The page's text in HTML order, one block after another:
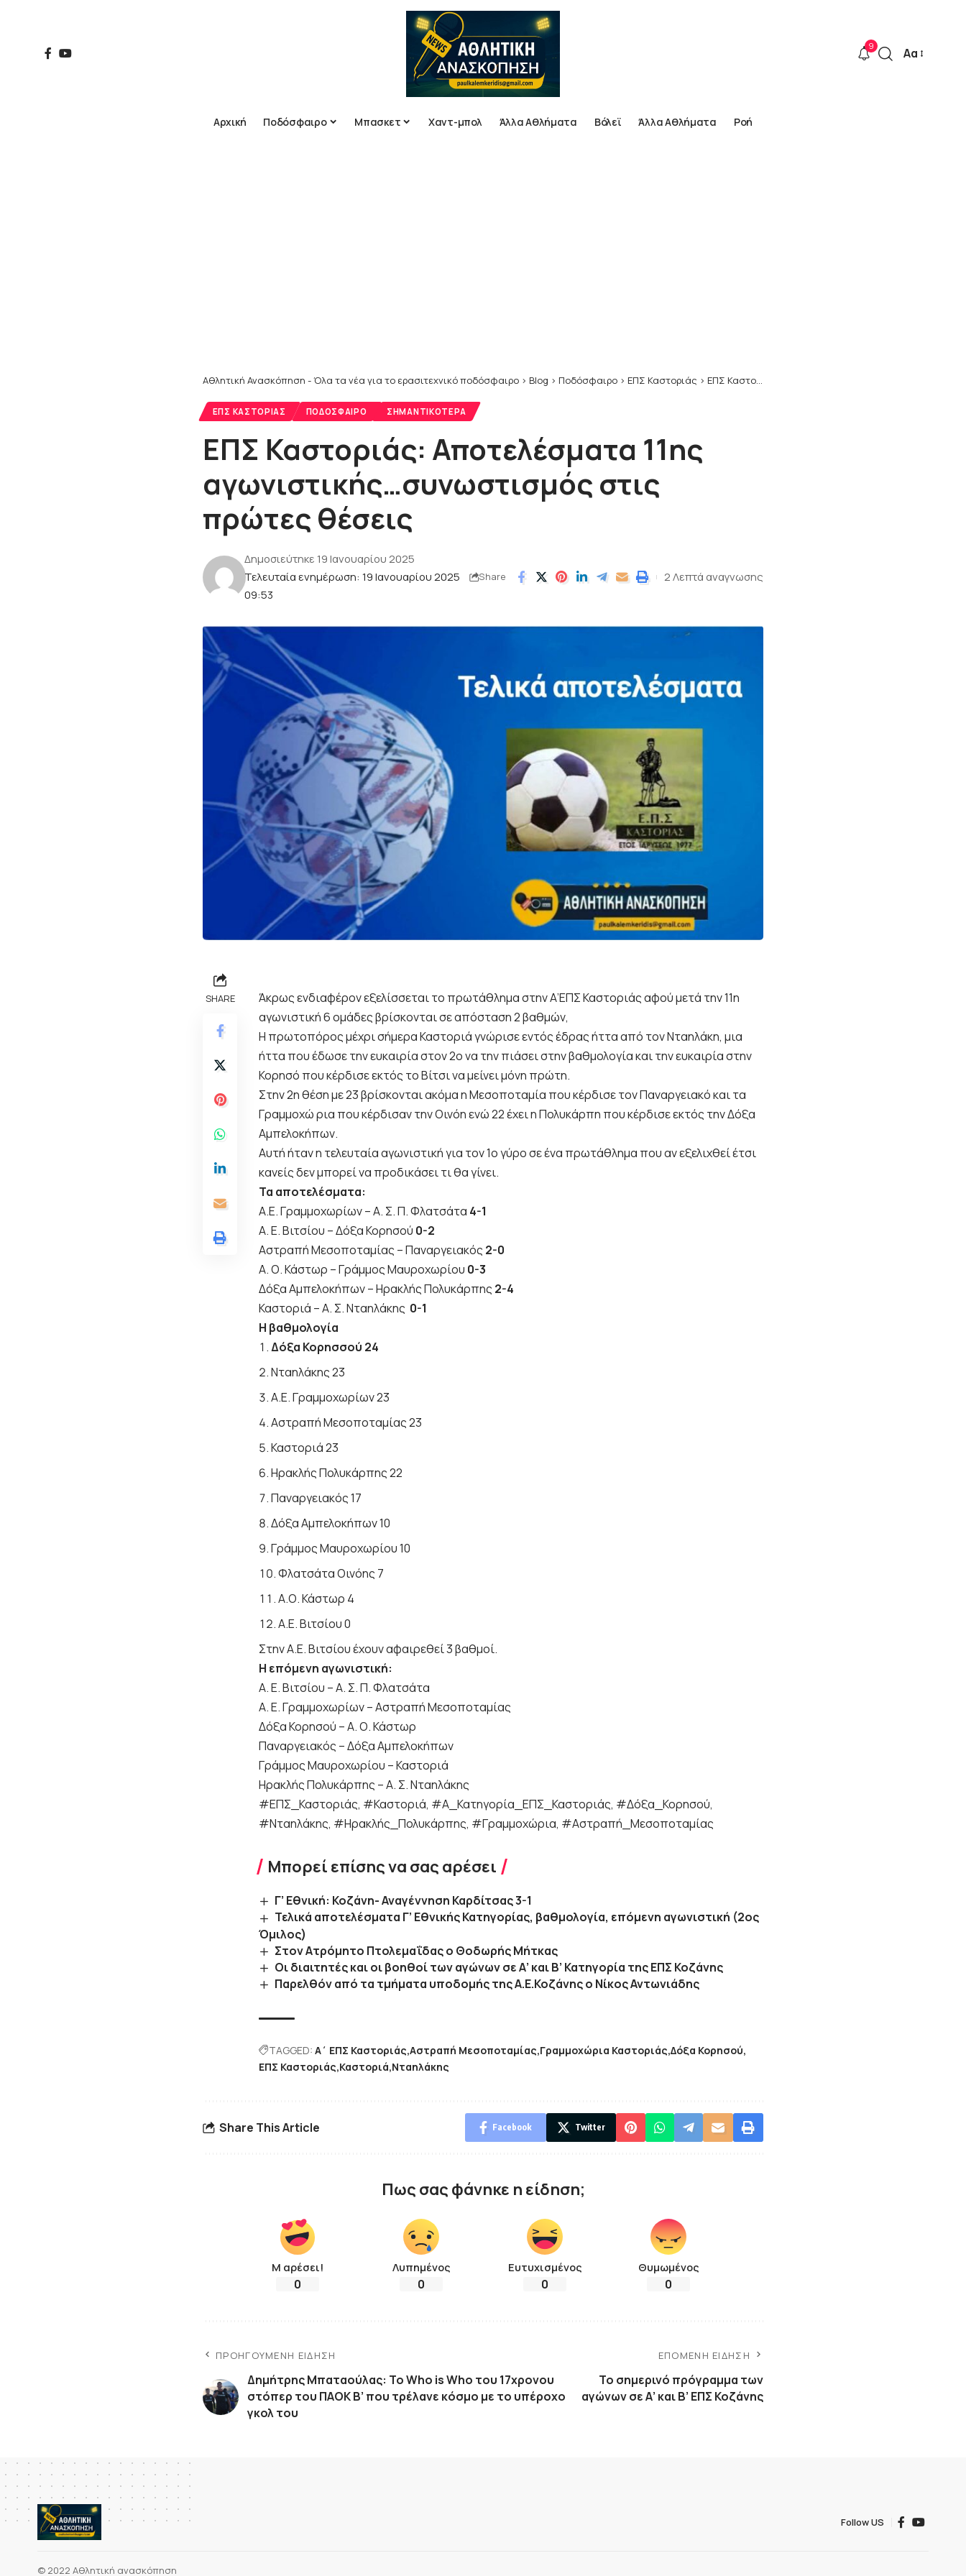
9
Font
Αα
Αρχική Ποδόσφαιρο Μπασκετ Χαντ-μπολ Άλλα Αθλήματα Βόλεϊ Άλλα Αθλήματα Ροή
Αθλητική Ανασκόπηση - Όλα τα νέα για το ερασιτεχνικό ποδόσφαιρο > Blog > Ποδόσφαιρο > ΕΠΣ Καστοριάς > ΕΠΣ Καστοριάς: Αποτελέσματα 11ης αγωνιστικής…συνωστισμός στις πρώτες θέσεις
ΕΠΣ ΚΑΣΤΟΡΙΆΣ ΠΟΔΌΣΦΑΙΡΟ ΣΗΜΑΝΤΙΚΌΤΕΡΑ
ΕΠΣ Καστοριάς: Αποτελέσματα 11ης
αγωνιστικής…συνωστισμός στις
πρώτες θέσεις
Τελευταία ενημέρωση: 19 Ιανουαρίου 2025
09:53
Δημοσιεύτηκε 19 Ιανουαρίου 2025
Share 2 Λεπτά αναγνωσης
SHARE
Άκρως ενδιαφέρον εξελίσσεται το πρωτάθλημα στην Α’ΕΠΣ Καστοριάς αφού μετά την 11η
αγωνιστική 6 ομάδες βρίσκονται σε απόσταση 2 βαθμών,
Η πρωτοπόρος μέχρι σήμερα Καστοριά γνώρισε εντός έδρας ήττα από τον Νταηλάκη, μια
ήττα που έδωσε την ευκαιρία στον 2ο να την πιάσει στην βαθμολογία και την ευκαιρία στην
Κορησό που κέρδισε εκτός το Βίτσι να μείνει μόνη πρώτη.
Στην 2η θέση με 23 βρίσκονται ακόμα η Μεσοποταμία που κέρδισε τον Παναργειακό και τα
Γραμμοχώ ρια που κέρδισαν την Οινόη ενώ 22 έχει η Πολυκάρπη που κέρδισε εκτός την Δόξα
Αμπελοκήπων.
Αυτή ήταν η τελευταία αγωνιστική για τον 1ο γύρο σε ένα πρωτάθλημα που αν εξελιχθεί έτσι
κανείς δεν μπορεί να προδικάσει τι θα γίνει.
Τα αποτελέσματα:
Α.Ε. Γραμμοχωρίων – Α. Σ. Π. Φλατσάτα 4-1
Α. Ε. Βιτσίου – Δόξα Κορησού 0-2
Αστραπή Μεσοποταμίας – Παναργειακός 2-0
Α. Ο. Κάστωρ – Γράμμος Μαυροχωρίου 0-3
Δόξα Αμπελοκήπων – Ηρακλής Πολυκάρπης 2-4
Καστοριά – Α. Σ. Νταηλάκης 0-1
Η βαθμολογία
Δόξα Κορησσού 24
Νταηλάκης 23
Α.Ε. Γραμμοχωρίων 23
Αστραπή Μεσοποταμίας 23
Καστοριά 23
Ηρακλής Πολυκάρπης 22
Παναργειακός 17
Δόξα Αμπελοκήπων 10
Γράμμος Μαυροχωρίου 10
Φλατσάτα Οινόης 7
Α.Ο. Κάστωρ 4
Α.Ε. Βιτσίου 0
Στην Α.Ε. Βιτσίου έχουν αφαιρεθεί 3 βαθμοί.
Η επόμενη αγωνιστική:
Α. Ε. Βιτσίου – Α. Σ. Π. Φλατσάτα
Α. Ε. Γραμμοχωρίων – Αστραπή Μεσοποταμίας
Δόξα Κορησού – Α. Ο. Κάστωρ
Παναργειακός – Δόξα Αμπελοκήπων
Γράμμος Μαυροχωρίου – Καστοριά
Ηρακλής Πολυκάρπης – Α. Σ. Νταηλάκης
#ΕΠΣ_Καστοριάς, #Καστοριά, #Α_Κατηγορία_ΕΠΣ_Καστοριάς, #Δόξα_Κορησού,
#Νταηλάκης, #Ηρακλής_Πολυκάρπης, #Γραμμοχώρια, #Αστραπή_Μεσοποταμίας
Μπορεί επίσης να σας αρέσει
Γ’ Εθνική: Κοζάνη- Αναγέννηση Καρδίτσας 3-1
Τελικά αποτελέσματα Γ’ Εθνικής Κατηγορίας, βαθμολογία, επόμενη αγωνιστική (2ος
Όμιλος)
Στον Ατρόμητο Πτολεμαΐδας ο Θοδωρής Μήτκας
Οι διαιτητές και οι βοηθοί των αγώνων σε Α’ και Β’ Κατηγορία της ΕΠΣ Κοζάνης
Παρελθόν από τα τμήματα υποδομής της Α.Ε.Κοζάνης ο Νίκος Αντωνιάδης
TAGGED: Α΄ ΕΠΣ Καστοριάς Αστραπή Μεσοποταμίας Γραμμοχώρια Καστοριάς Δόξα Κορησού
ΕΠΣ Καστοριάς Καστοριά Νταηλάκης
Share This Article Facebook Twitter
Πως σας φάνηκε η είδηση;
Μ αρέσει!
0
Λυπημένος
0
Ευτυχισμένος
0
Θυμωμένος
0
ΠΡΟΗΓΟΎΜΕΝΗ ΕΊΔΗΣΗ
Δημήτρης Μπαταούλας: Το Who is Who του 17χρονου
στόπερ του ΠΑΟΚ Β’ που τρέλανε κόσμο με το υπέροχο
γκολ του
ΕΠΌΜΕΝΗ ΕΊΔΗΣΗ
Το σημερινό πρόγραμμα των
αγώνων σε Α’ και Β’ ΕΠΣ Κοζάνης
Follow US
© 2022 Αθλητική ανασκόπηση